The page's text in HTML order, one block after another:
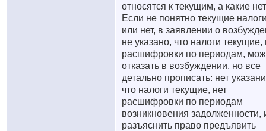
относятся к текущим, а какие
Если не понятно текущие
или нет, в заявлении о
не указано, что налоги текущие,
расшифровки по периодам,
отказать в возбуждении, но все
детально прописать: нет
что налоги текущие, нет
расшифровки по периодам
возникновения задолженности,
разъяснить право предъявить